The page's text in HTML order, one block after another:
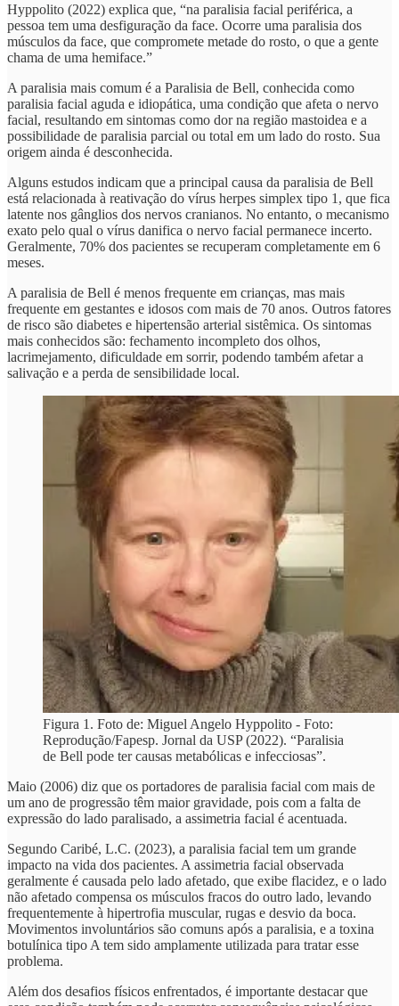
Hyppolito (2022) explica que, “na paralisia facial periférica, a
pessoa tem uma desfiguração da face. Ocorre uma paralisia dos
músculos da face, que compromete metade do rosto, o que a gente
chama de uma hemiface.”
A paralisia mais comum é a Paralisia de Bell, conhecida como
paralisia facial aguda e idiopática, uma condição que afeta o nervo
facial, resultando em sintomas como dor na região mastoidea e a
possibilidade de paralisia parcial ou total em um lado do rosto. Sua
origem ainda é desconhecida.
Alguns estudos indicam que a principal causa da paralisia de Bell
está relacionada à reativação do vírus herpes simplex tipo 1, que fica
latente nos gânglios dos nervos cranianos. No entanto, o mecanismo
exato pelo qual o vírus danifica o nervo facial permanece incerto.
Geralmente, 70% dos pacientes se recuperam completamente em 6
meses.
A paralisia de Bell é menos frequente em crianças, mas mais
frequente em gestantes e idosos com mais de 70 anos. Outros fatores
de risco são diabetes e hipertensão arterial sistêmica. Os sintomas
mais conhecidos são: fechamento incompleto dos olhos,
lacrimejamento, dificuldade em sorrir, podendo também afetar a
salivação e a perda de sensibilidade local.
Figura 1. Foto de: Miguel Angelo Hyppolito - Foto:
Reprodução/Fapesp. Jornal da USP (2022). “Paralisia
de Bell pode ter causas metabólicas e infecciosas”.
Maio (2006) diz que os portadores de paralisia facial com mais de
um ano de progressão têm maior gravidade, pois com a falta de
expressão do lado paralisado, a assimetria facial é acentuada.
Segundo Caribé, L.C. (2023), a paralisia facial tem um grande
impacto na vida dos pacientes. A assimetria facial observada
geralmente é causada pelo lado afetado, que exibe flacidez, e o lado
não afetado compensa os músculos fracos do outro lado, levando
frequentemente à hipertrofia muscular, rugas e desvio da boca.
Movimentos involuntários são comuns após a paralisia, e a toxina
botulínica tipo A tem sido amplamente utilizada para tratar esse
problema.
Além dos desafios físicos enfrentados, é importante destacar que